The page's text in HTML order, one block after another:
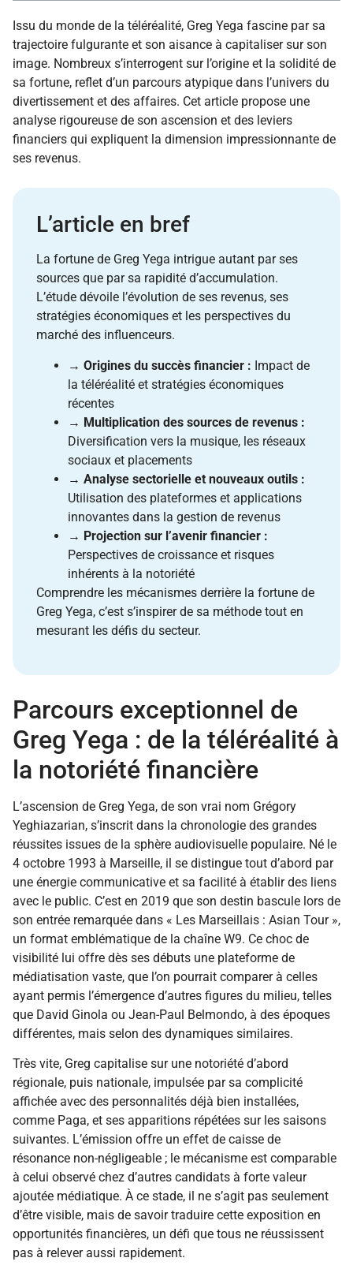
Issu du monde de la téléréalité, Greg Yega fascine par sa
trajectoire fulgurante et son aisance à capitaliser sur son
image. Nombreux s’interrogent sur l’origine et la solidité de
sa fortune, reflet d’un parcours atypique dans l’univers du
divertissement et des affaires. Cet article propose une
analyse rigoureuse de son ascension et des leviers
financiers qui expliquent la dimension impressionnante de
ses revenus.
L’article en bref
La fortune de Greg Yega intrigue autant par ses
sources que par sa rapidité d’accumulation.
L’étude dévoile l’évolution de ses revenus, ses
stratégies économiques et les perspectives du
marché des influenceurs.
→ Origines du succès financier : Impact de
la téléréalité et stratégies économiques
récentes
→ Multiplication des sources de revenus :
Diversification vers la musique, les réseaux
sociaux et placements
→ Analyse sectorielle et nouveaux outils :
Utilisation des plateformes et applications
innovantes dans la gestion de revenus
→ Projection sur l’avenir financier :
Perspectives de croissance et risques
inhérents à la notoriété
Comprendre les mécanismes derrière la fortune de
Greg Yega, c’est s’inspirer de sa méthode tout en
mesurant les défis du secteur.
Parcours exceptionnel de
Greg Yega : de la téléréalité à
la notoriété financière
L’ascension de Greg Yega, de son vrai nom Grégory
Yeghiazarian, s’inscrit dans la chronologie des grandes
réussites issues de la sphère audiovisuelle populaire. Né le
4 octobre 1993 à Marseille, il se distingue tout d’abord par
une énergie communicative et sa facilité à établir des liens
avec le public. C’est en 2019 que son destin bascule lors de
son entrée remarquée dans « Les Marseillais : Asian Tour »,
un format emblématique de la chaîne W9. Ce choc de
visibilité lui offre dès ses débuts une plateforme de
médiatisation vaste, que l’on pourrait comparer à celles
ayant permis l’émergence d’autres figures du milieu, telles
que David Ginola ou Jean-Paul Belmondo, à des époques
différentes, mais selon des dynamiques similaires.
Très vite, Greg capitalise sur une notoriété d’abord
régionale, puis nationale, impulsée par sa complicité
affichée avec des personnalités déjà bien installées,
comme Paga, et ses apparitions répétées sur les saisons
suivantes. L’émission offre un effet de caisse de
résonance non-négligeable ; le mécanisme est comparable
à celui observé chez d’autres candidats à forte valeur
ajoutée médiatique. À ce stade, il ne s’agit pas seulement
d’être visible, mais de savoir traduire cette exposition en
opportunités financières, un défi que tous ne réussissent
pas à relever aussi rapidement.